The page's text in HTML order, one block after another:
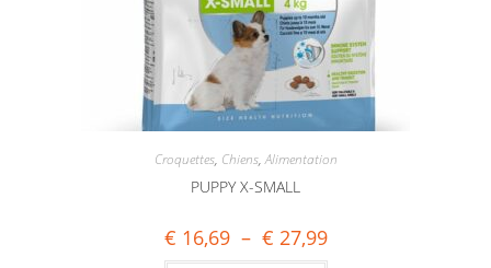
Croquettes, Chiens,Alimentation
PUPPY X-SMALL
€ 16,69 – € 27,99